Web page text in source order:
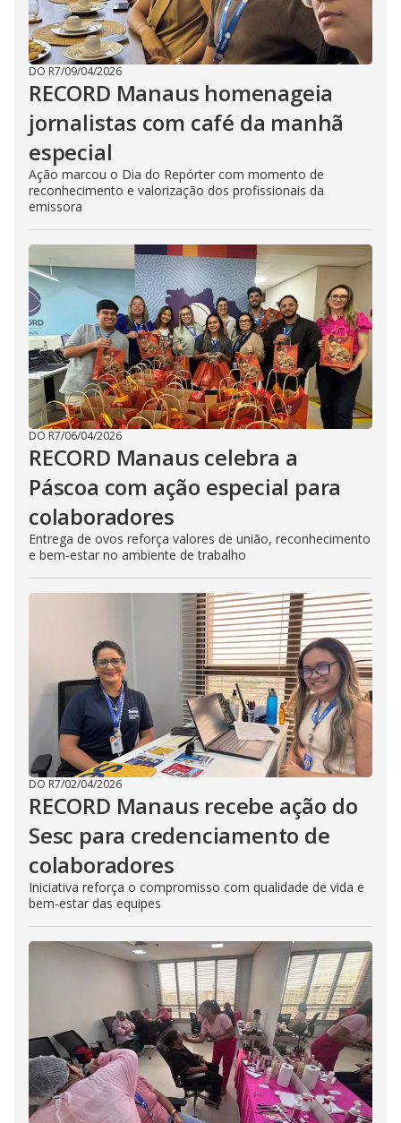
DO R7/09/04/2026
RECORD Manaus homenageia
jornalistas com café da manhã
especial
Ação marcou o Dia do Repórter com momento de
reconhecimento e valorização dos profissionais da
emissora
DO R7/06/04/2026
RECORD Manaus celebra a
Páscoa com ação especial para
colaboradores
Entrega de ovos reforça valores de união, reconhecimento
e bem-estar no ambiente de trabalho
DO R7/02/04/2026
RECORD Manaus recebe ação do
Sesc para credenciamento de
colaboradores
Iniciativa reforça o compromisso com qualidade de vida e
bem-estar das equipes